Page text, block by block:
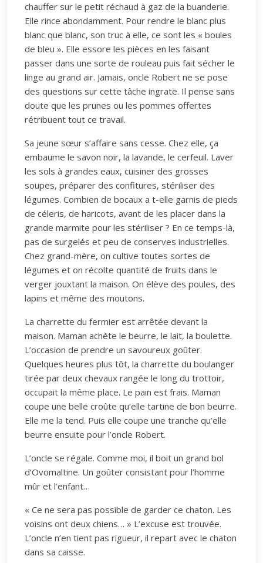
chauffer sur le petit réchaud à gaz de la buanderie.
Elle rince abondamment. Pour rendre le blanc plus
blanc que blanc, son truc à elle, ce sont les « boules
de bleu ». Elle essore les pièces en les faisant
passer dans une sorte de rouleau puis fait sécher le
linge au grand air. Jamais, oncle Robert ne se pose
des questions sur cette tâche ingrate. Il pense sans
doute que les prunes ou les pommes offertes
rétribuent tout ce travail.
Sa jeune sœur s’affaire sans cesse. Chez elle, ça
embaume le savon noir, la lavande, le cerfeuil. Laver
les sols à grandes eaux, cuisiner des grosses
soupes, préparer des confitures, stériliser des
légumes. Combien de bocaux a t-elle garnis de pieds
de céleris, de haricots, avant de les placer dans la
grande marmite pour les stériliser ? En ce temps-là,
pas de surgelés et peu de conserves industrielles.
Chez grand-mère, on cultive toutes sortes de
légumes et on récolte quantité de fruits dans le
verger jouxtant la maison. On élève des poules, des
lapins et même des moutons.
La charrette du fermier est arrêtée devant la
maison. Maman achète le beurre, le lait, la boulette.
L’occasion de prendre un savoureux goûter.
Quelques heures plus tôt, la charrette du boulanger
tirée par deux chevaux rangée le long du trottoir,
occupait la même place. Le pain est frais. Maman
coupe une belle croûte qu’elle tartine de bon beurre.
Elle me la tend. Puis elle coupe une tranche qu’elle
beurre ensuite pour l’oncle Robert.
L’oncle se régale. Comme moi, il boit un grand bol
d’Ovomaltine. Un goûter consistant pour l’homme
mûr et l’enfant…
« Ce ne sera pas possible de garder ce chaton. Les
voisins ont deux chiens… » L’excuse est trouvée.
L’oncle n’en tient pas rigueur, il repart avec le chaton
dans sa caisse.